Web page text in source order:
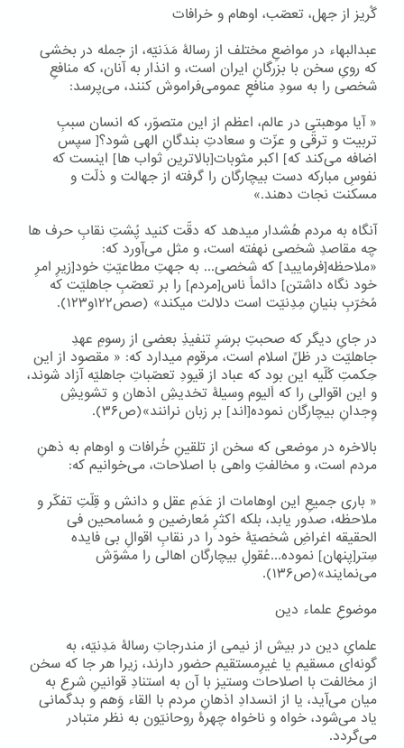
گُریز از جهل، تعصّب، اوهام و خرافات
عبدالبهاء در مواضعِ مختلف از رسالۀ مَدَنیّه، از جمله در بخشی
که رویِ سخن با بزرگانِ ایران است، و انذار به آنان، که منافعِ
شخصی را به سودِ منافعِ عمومی‌فراموش کنند، می‌پرسد:
« آیا موهبتی در عالم، اعظم از این متصوّر، که انسان سببِ
تربیت و ترقّی و عزّت و سعادتِ بندگانِ الهی شود؟[ سپس
اضافه می‌کند که] اکبر مثوبات[بالاترین ثواب ها] اینست که
نفوسِ مبارکه دست بیچارگان را گرفته از جهالت و ذلّت و
مسکنت نجات دهند.»
آنگاه به مردم هُشدار میدهد که دقّت کنید پُشتِ نقابِ حرف ها
چه مقاصدِ شخصی نهفته است، و مثل می‌آورد که:
«ملاحظه[فرمایید] که شخصی... به جهتِ مطاعیّتِ خود[زیرِ امرِ
خود نگاه داشتن] دائماً ناس[مردم] را بر تعصّبِ جاهلیّت که
مُخرّبِ بنیانِ مِدِنیّت است دلالت میکند» (صص۱۲۲و۱۲۳).
در جایِ دیگر که صحبتِ برسَرِ تنفیذِ بعضی از رسومِ عهدِ
جاهلیّت در ظلِّ اسلام است، مرقوم میدارد که: « مقصود از این
حِکمتِ کُلّیه این بود که عباد از قیودِ تعصّباتِ جاهلیّه آزاد شوند،
و این اقوالی را که اَلیوم وسیلۀ تخدیشِ اذهان و تشویشِ
وِجدانِ بیچارگان نموده[اند] بر زبان نرانند»(ص۳۶).
بالاخره در موضعی که سخن از تلقینِ خُرافات و اوهام به ذهنِ
مردم است، و مخالفتِ واهی با اصلاحات، می‌خوانیم که:
« باری جمیعِ این اوهامات از عَدَمِ عقل و دانش و قِلّتِ تفکّر و
ملاحظه، صدور یابد، بلکه اکثرِ مُعارضین و مُسامحین فی
الحقیقه اغراضِ شخصیّۀ خود را در نقابِ اقوالِ بی فایده
سِتر[پنهان] نموده...عُقولِ بیچارگان اهالی را مشوّش
می‌نمایند»(ص۱۳۶).
موضوعِ علماء دین
علمایِ دین در بیش از نیمی‌ از مندرجاتِ رسالۀ مَدِنیّه، به
گونه‌ای مسقیم یا غیرِمستقیم حضور دارند، زیرا هر جا که سخن
از مخالفت با اصلاحات وستیز با آن به استنادِ قوانینِ شرع به
میان می‌آید، یا از انسدادِ اذهانِ مردم با القاء وَهم و بدگمانی
یاد می‌شود، خواه و ناخواه چهرۀ روحانیّون به نظر متبادر
می‌گردد.